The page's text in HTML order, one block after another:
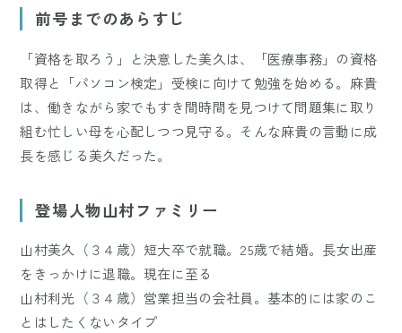
前号までのあらすじ
「資格を取ろう」と決意した美久は、「医療事務」の資格
取得と「パソコン検定」受検に向けて勉強を始める。麻貴
は、働きながら家でもすき間時間を見つけて問題集に取り
組む忙しい母を心配しつつ見守る。そんな麻貴の言動に成
長を感じる美久だった。
登場人物山村ファミリー
山村美久（３４歳）短大卒で就職。25歳で結婚。長女出産
をきっかけに退職。現在に至る
山村利光（３４歳）営業担当の会社員。基本的には家のこ
とはしたくないタイプ